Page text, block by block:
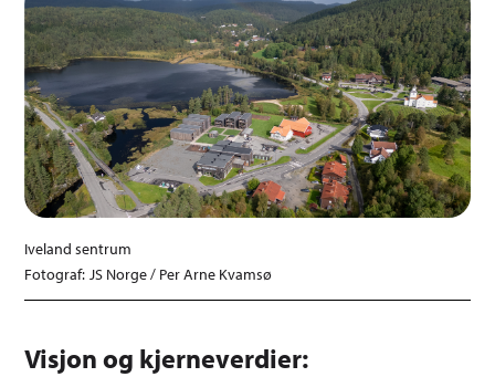
Iveland sentrum
JS Norge / Per Arne Kvamsø
Visjon og kjerneverdier: